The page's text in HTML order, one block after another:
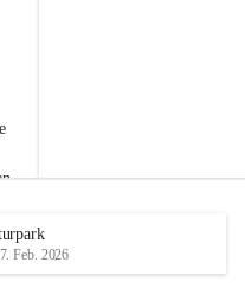
u
e
d
Feb. 2026